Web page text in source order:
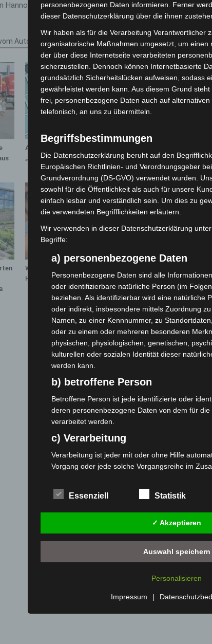
Hannover Eine Smart Bench für den
Autor
Anklage nach Abschaltung von
„Archetyp Market“ erhoben
Großkontrolle
Warn-App: Jeder Zweite weiß nach
Handy-Warnung nicht, was zu tun ist
bleibt auf hohem
personenbezogenen Daten informieren. Ferner
dieser Datenschutzerklärung über die ihnen
Wir haben als für die Verarbeitung Verantwortlicher
organisatorische Maßnahmen umgesetzt, um einen
der über diese Internetseite verarbeiteten
sicherzustellen. Dennoch können Internetbasierte
grundsätzlich Sicherheitslücken aufweisen, sodass
gewährleistet werden kann. Aus diesem Grund
frei, personenbezogene Daten auch auf
telefonisch, an uns zu übermitteln.
Begriffsbestimmungen
Die Datenschutzerklärung beruht auf den
Europäischen Richtlinien- und Verordnungsgeber
Grundverordnung (DS-GVO) verwendet wurden.
sowohl für die Öffentlichkeit als auch für unsere
einfach lesbar und verständlich sein. Um dies zu
die verwendeten Begrifflichkeiten erläutern.
Wir verwenden in dieser Datenschutzerklärung
Begriffe:
a) personenbezogene Daten
Personenbezogene Daten sind alle
oder identifizierbare natürliche Person (im
beziehen. Als identifizierbar wird eine natürliche
oder indirekt, insbesondere mittels Zuordnung
Namen, zu einer Kennnummer, zu
oder zu einem oder mehreren besonderen
physischen, physiologischen, genetischen,
kulturellen oder sozialen Identität dieser
werden kann.
b) betroffene Person
Betroffene Person ist jede identifizierte oder
deren personenbezogene Daten von dem für
verarbeitet werden.
c) Verarbeitung
Verarbeitung ist jeder mit oder ohne Hilfe
Vorgang oder jede solche Vorgangsreihe im
das Ordnen, die Speicherung, die Anpassung
das Abfragen, die Verwendung, die Offenlegung
oder eine andere Form der Bereitstellung, den
die Einschränkung, das Löschen oder die
d) Einschränkung der
Einschränkung der Verarbeitung ist die
Profiling ist jede Art der automatisierten
Daten, die darin besteht, dass diese
werden, um bestimmte persönliche Aspekte,
Essenziell Statistik
✓ Akzeptieren
Auswahl speichern
Personalisieren
Impressum |